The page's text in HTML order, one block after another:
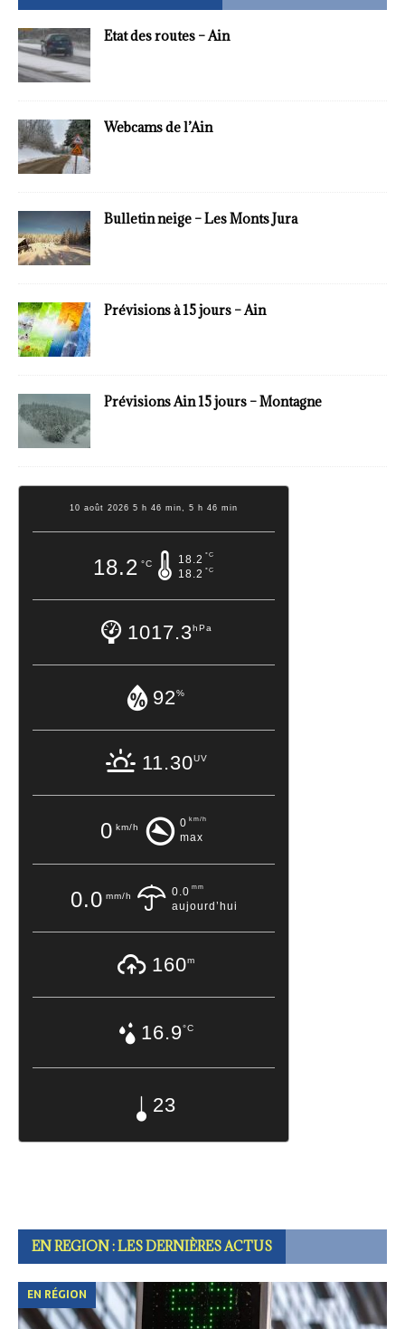
Etat des routes – Ain
Webcams de l’Ain
Bulletin neige – Les Monts Jura
Prévisions à 15 jours – Ain
Prévisions Ain 15 jours – Montagne
10 août 2026 5 h 46 min, 5 h 46 min
18.2 °C 18.2 °C
18.2 °C
1017.3hPa
92%
11.30UV
0 km/h 0 km/h
max
0.0 mm/h 0.0 mm
aujourd’hui
160m
16.9°C
23
EN REGION : LES DERNIÈRES ACTUS
EN RÉGION